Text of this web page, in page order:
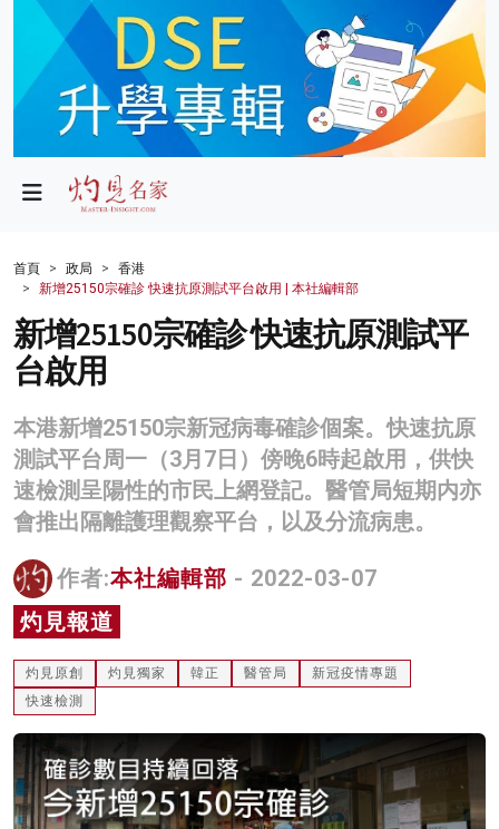
政局
財經
生活
健康
商業
科技
影片
名家榜
灼見活動
關於我們
首頁 政局
香港
新增25150宗確診 快速抗原測試平台啟用 | 本社編輯部
新增25150宗確診 快速抗原測試平
台啟用
本港新增25150宗新冠病毒確診個案。快速抗原
測試平台周一（3月7日）傍晚6時起啟用，供快
速檢測呈陽性的市民上網登記。醫管局短期内亦
會推出隔離護理觀察平台，以及分流病患。
作者:本社編輯部 - 2022-03-07
灼見報道
灼見原創 灼見獨家 韓正 醫管局
新冠疫情專題
快速檢測